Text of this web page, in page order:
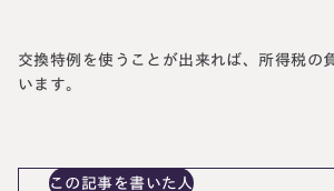
交換特例を使うことが出来れば、所得税の
います。
この記事を書いた人